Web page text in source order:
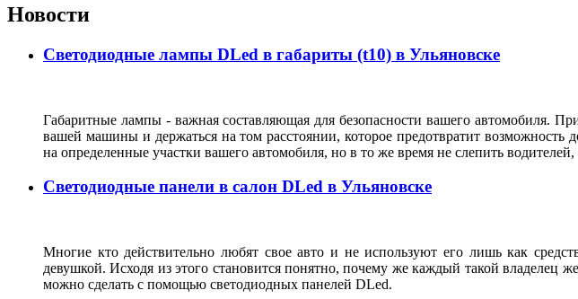
Новости
Светодиодные лампы DLed в габариты (t10) в Ульяновске
Габаритные лампы - важная составляющая для безопасности вашего автомобиля.
вашей машины и держаться на том расстоянии, которое предотвратит возможность
на определенные участки вашего автомобиля, но в то же время не слепить
Светодиодные панели в салон DLed в Ульяновске
Многие кто действительно любят свое авто и не используют его лишь как
девушкой. Исходя из этого становится понятно, почему же каждый такой владелец
можно сделать с помощью светодиодных панелей DLed.